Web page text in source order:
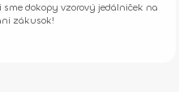
dokopy vzorový jedálniček na
zákusok!